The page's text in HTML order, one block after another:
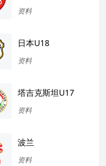
资料
日本U18
资料
塔吉克斯坦U17
资料
波兰
资料